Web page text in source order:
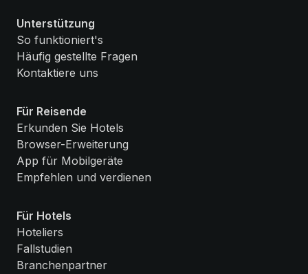
Unterstützung
So funktioniert's
Häufig gestellte Fragen
Kontaktiere uns
Für Reisende
Erkunden Sie Hotels
Browser-Erweiterung
App für Mobilgeräte
Empfehlen und verdienen
Für Hotels
Hoteliers
Fallstudien
Branchenpartner